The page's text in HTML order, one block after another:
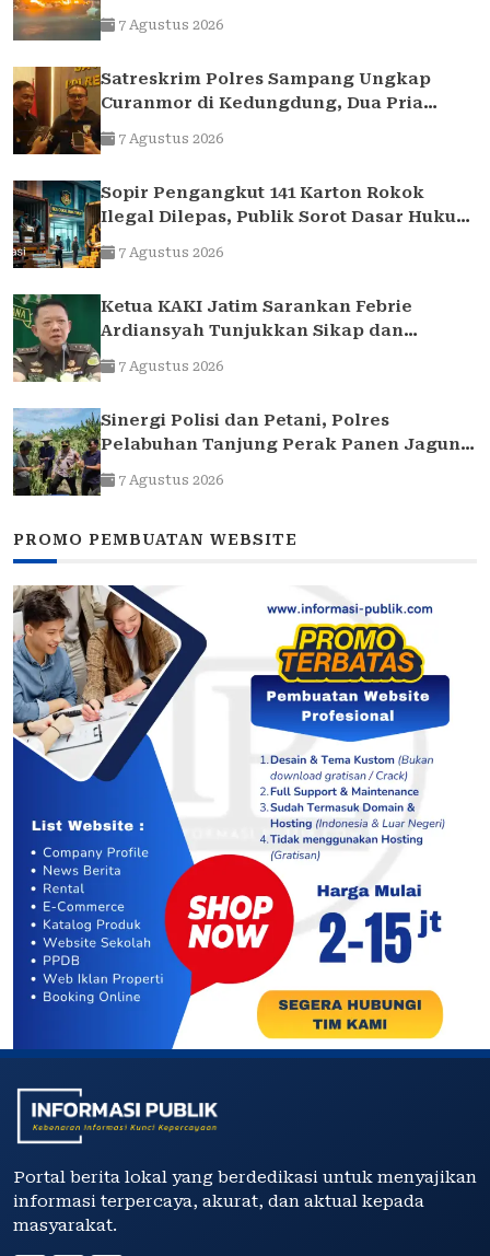
Donomulyo Surabaya
7 Agustus 2026
Satreskrim Polres Sampang Ungkap
Curanmor di Kedungdung, Dua Pria
Diamankan
7 Agustus 2026
Sopir Pengangkut 141 Karton Rokok
Ilegal Dilepas, Publik Sorot Dasar Hukum
Bea Cukai Juanda
7 Agustus 2026
Ketua KAKI Jatim Sarankan Febrie
Ardiansyah Tunjukkan Sikap dan
Hormati Proses Hukum, Bukan Ajukan
Praperadilan
7 Agustus 2026
Sinergi Polisi dan Petani, Polres
Pelabuhan Tanjung Perak Panen Jagung
Pulut Ketan Ungu
7 Agustus 2026
PROMO PEMBUATAN WEBSITE
Portal berita lokal yang berdedikasi untuk menyajikan
informasi terpercaya, akurat, dan aktual kepada
masyarakat.